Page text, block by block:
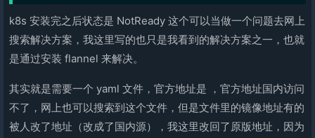
k8s 安装完之后状态是 NotReady 这个可以当做一个问题去网上
搜索解决方案，我这里写的也只是我看到的解决方案之一，也就
是通过安装 flannel 来解决。
其实就是需要一个 yaml 文件，官方地址是 ，官方地址国内访问
不了，网上也可以搜索到这个文件，但是文件里的镜像地址有的
被人改了地址（改成了国内源），我这里改回了原版地址，因为